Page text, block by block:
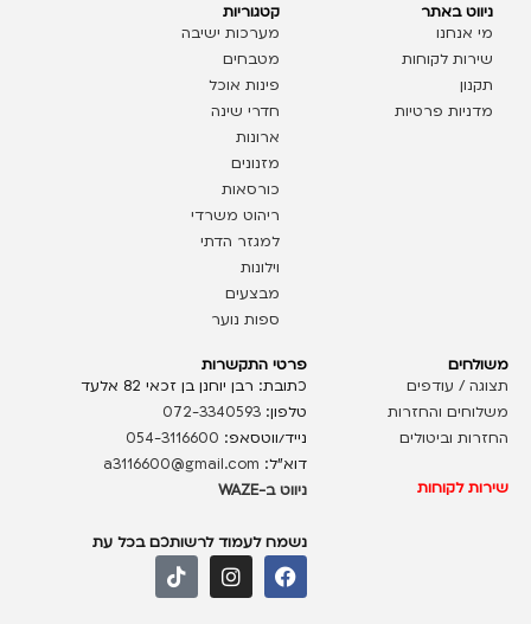
ניווט באתר
מי אנחנו
שירות לקוחות
תקנון
מדניות פרטיות
קטגוריות
מערכות ישיבה
מטבחים
פינות אוכל
חדרי שינה
ארונות
מזנונים
כורסאות
ריהוט משרדי
למגזר הדתי
וילונות
מבצעים
ספות נוער
משולחים
תצוגה / עודפים
משלוחים והחזרות
החזרות וביטולים
שירות לקוחות
פרטי התקשרות
כתובת: רבן יוחנן בן זכאי 82 אלעד
טלפון:072-3340593
נייד/ווטסאפ: 054-3116600
דוא”ל: a3116600@gmail.com
ניווט ב-WAZE
נשמח לעמוד לרשותכם בכל עת